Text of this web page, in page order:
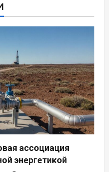
ассоциация
энергетикой